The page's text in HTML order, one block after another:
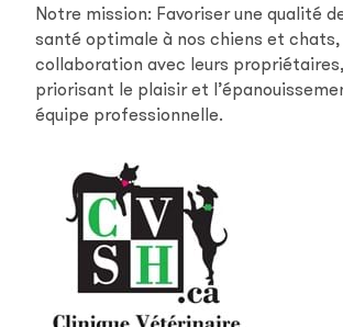
Notre mission: Favoriser une qualité
santé optimale à nos chiens et
collaboration avec leurs
priorisant le plaisir et
équipe professionnelle.